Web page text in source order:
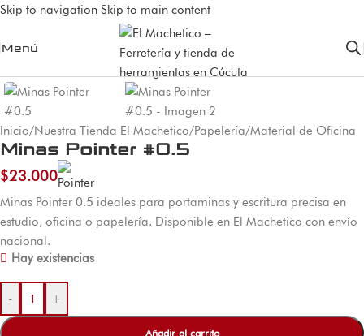
Skip to navigation Skip to main content
Menú
Inicio/Nuestra Tienda El Machetico/Papelería/Material de Oficina
Minas Pointer #0.5
$23.000
Minas Pointer 0.5 ideales para portaminas y escritura precisa en
estudio, oficina o papelería. Disponible en El Machetico con envío
nacional.
Hay existencias
- +
Añadir al carrito